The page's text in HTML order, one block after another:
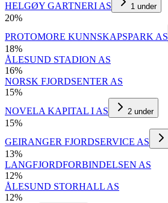
HELGØY GARTNERI AS
1 under
20%
PROTOMORE KUNNSKAPSPARK AS
18%
ÅLESUND STADION AS
16%
NORSK FJORDSENTER AS
15%
NOVELA KAPITAL I AS
2 under
15%
GEIRANGER FJORDSERVICE AS
13%
LANGFJORDFORBINDELSEN AS
12%
ÅLESUND STORHALL AS
12%